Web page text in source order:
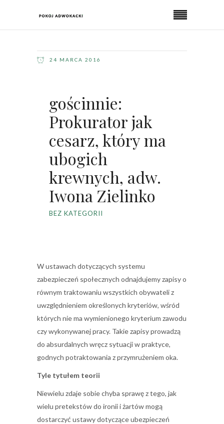
24 MARCA 2016
gościnnie:
Prokurator jak
cesarz, który ma
ubogich
krewnych, adw.
Iwona Zielinko
BEZ KATEGORII
W ustawach dotyczących systemu
zabezpieczeń społecznych odnajdujemy zapisy o
równym traktowaniu wszystkich obywateli z
uwzględnieniem określonych kryteriów, wśród
których nie ma wymienionego kryterium zawodu
czy wykonywanej pracy. Takie zapisy prowadzą
do absurdalnych wręcz sytuacji w praktyce,
godnych potraktowania z przymrużeniem oka.
Tyle tytułem teorii
Niewielu zdaje sobie chyba sprawę z tego, jak
wielu pretekstów do ironii i żartów mogą
dostarczyć ustawy dotyczące ubezpieczeń